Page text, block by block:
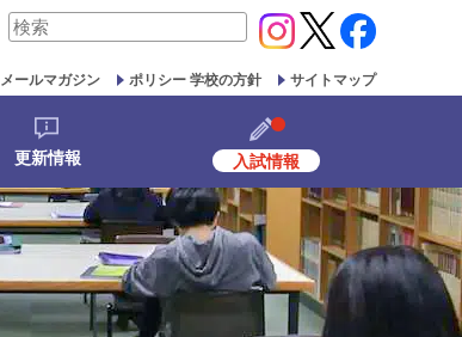
検
対
象:
メールマガジン ポリシー 学校の方針 サイトマップ
更新情報 入試情報